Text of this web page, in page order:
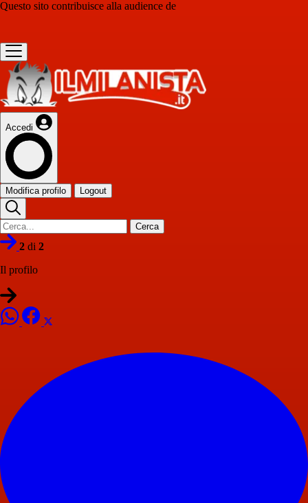
Questo sito contribuisce alla audience de
Accedi
Modifica profilo Logout
Cerca
2 di 2
Il profilo